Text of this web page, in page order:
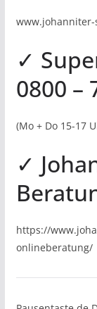
✓
0800 –
(Mo + Do 15-17
✓
https://
onlineberatung/